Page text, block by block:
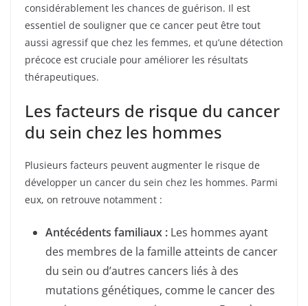
considérablement les chances de guérison. Il est
essentiel de souligner que ce cancer peut être tout
aussi agressif que chez les femmes, et qu’une détection
précoce est cruciale pour améliorer les résultats
thérapeutiques.
Les facteurs de risque du cancer
du sein chez les hommes
Plusieurs facteurs peuvent augmenter le risque de
développer un cancer du sein chez les hommes. Parmi
eux, on retrouve notamment :
Antécédents familiaux : Les hommes ayant
des membres de la famille atteints de cancer
du sein ou d’autres cancers liés à des
mutations génétiques, comme le cancer des